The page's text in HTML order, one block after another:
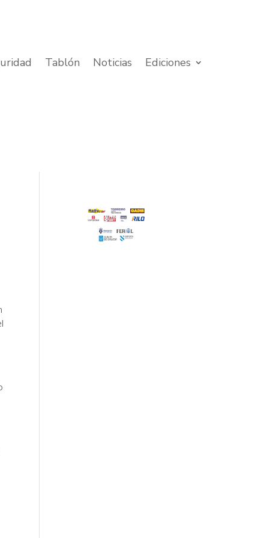
Tablón Noticias
Ediciones